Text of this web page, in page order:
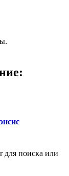
для поиска или